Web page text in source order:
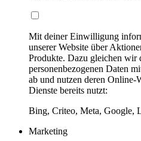
Mit deiner Einwilligung
unserer Website über
Produkte. Dazu gleichen wir
personenbezogenen Daten
ab und nutzen deren Online-
Dienste bereits nutzt:
Bing, Criteo, Meta, Google,
Marketing